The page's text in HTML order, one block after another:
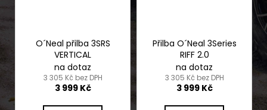
O´Neal přilba 3SRS
VERTICAL
na dotaz
3 305 Kč bez DPH
3 999 Kč
Přilba O´Neal 3Series
RIFF 2.0
na dotaz
3 305 Kč bez DPH
3 999 Kč